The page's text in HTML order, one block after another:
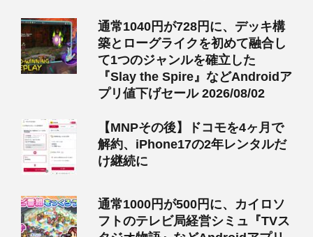
通常1040円が728円に、デッキ構
築とローグライクを初めて融合し
て1つのジャンルを確立した
『Slay the Spire』などAndroidア
プリ値下げセール 2026/08/02
【MNPその後】ドコモを4ヶ月で
解約、iPhone17の2年レンタルだ
け継続に
通常1000円が500円に、カイロソ
フトのテレビ局経営シミュ『TVス